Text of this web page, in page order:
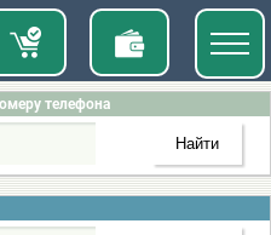
телефона